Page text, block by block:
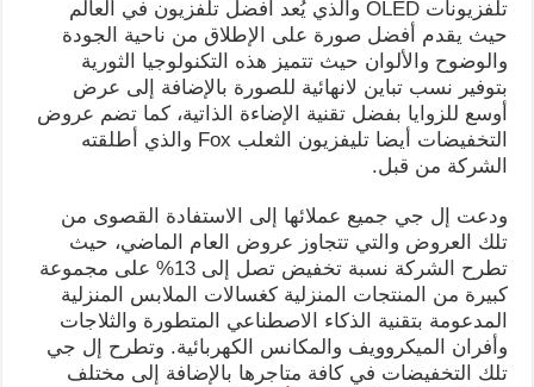
تلفزيونات OLED والذي يُعد أفضل تلفزيون في العالم
حيث يقدم أفضل صورة على الإطلاق من ناحية الجودة
والوضوح والألوان حيث تتميز هذه التكنولوجيا الثورية
بتوفير نسب تباين لانهائية للصورة بالإضافة إلى عرض
أوسع للزوايا بفضل تقنية الإضاءة الذاتية، كما تضم عروض
التخفيضات أيضا تليفزيون الثعلب Fox والذي أطلقته
الشركة من قبل.
ودعت إل جي جميع عملائها إلى الاستفادة القصوى من
تلك العروض والتي تتجاوز عروض العام الماضي، حيث
تطرح الشركة نسبة تخفيض تصل إلى 13% على مجموعة
كبيرة من المنتجات المنزلية كغسالات الملابس المنزلية
المدعومة بتقنية الذكاء الاصطناعي المتطورة والثلاجات
وأفران الميكروويف والمكانس الكهربائية. وتطرح إل جي
تلك التخفيضات في كافة متاجرها بالإضافة إلى مختلف